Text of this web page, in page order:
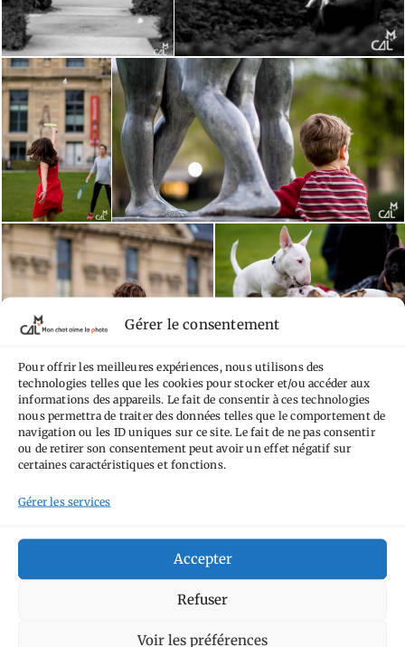
Gérer le consentement
Pour offrir les meilleures expériences, nous utilisons des
technologies telles que les cookies pour stocker et/ou accéder aux
informations des appareils. Le fait de consentir à ces technologies
nous permettra de traiter des données telles que le comportement de
navigation ou les ID uniques sur ce site. Le fait de ne pas consentir
ou de retirer son consentement peut avoir un effet négatif sur
certaines caractéristiques et fonctions.
Gérer les services
Accepter
Refuser
Voir les préférences